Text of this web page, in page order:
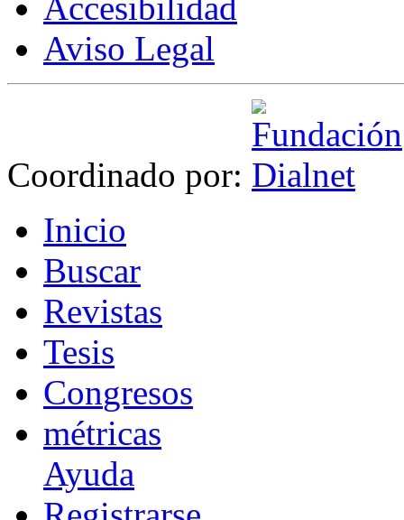
Accesibilidad
Aviso Legal
Coordinado por:
Inicio
Buscar
Revistas
Tesis
Congresos
métricas
Ayuda